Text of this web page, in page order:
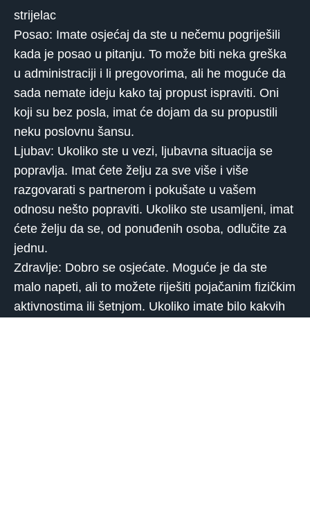
strijelac
Posao: Imate osjećaj da ste u nečemu pogriješili
kada je posao u pitanju. To može biti neka greška
u administraciji i li pregovorima, ali he moguće da
sada nemate ideju kako taj propust ispraviti. Oni
koji su bez posla, imat će dojam da su propustili
neku poslovnu šansu.
Ljubav: Ukoliko ste u vezi, ljubavna situacija se
popravlja. Imat ćete želju za sve više i više
razgovarati s partnerom i pokušate u vašem
odnosu nešto popraviti. Ukoliko ste usamljeni, imat
ćete želju da se, od ponuđenih osoba, odlučite za
jednu.
Zdravlje: Dobro se osjećate. Moguće je da ste
malo napeti, ali to možete riješiti pojačanim fizičkim
aktivnostima ili šetnjom. Ukoliko imate bilo kakvih